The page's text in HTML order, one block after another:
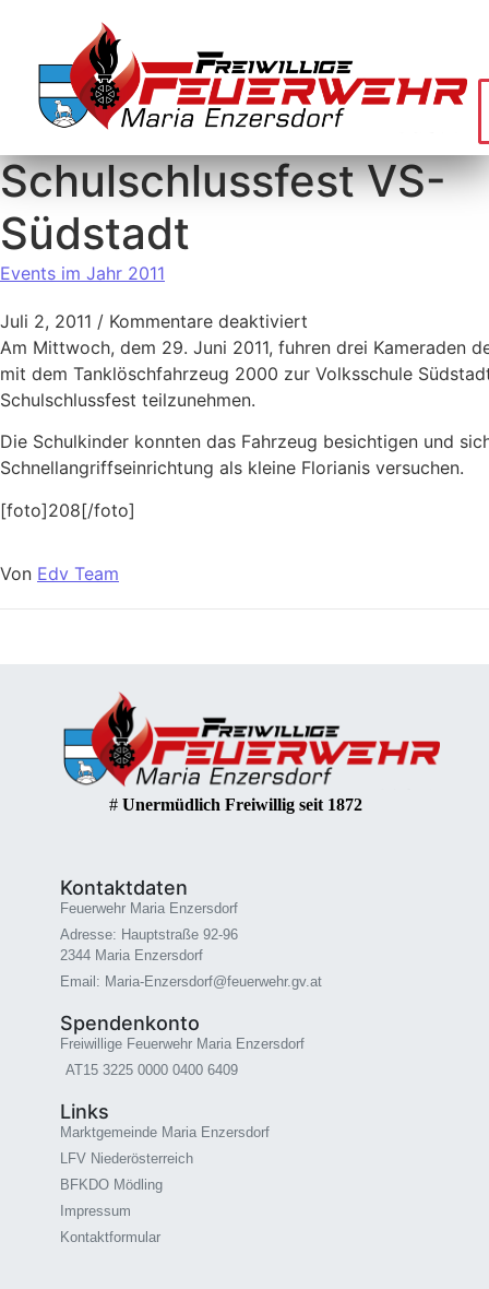
Schulschlussfest VS-
Südstadt
Events im Jahr 2011
Juli 2, 2011 / Kommentare deaktiviert
Am Mittwoch, dem 29. Juni 2011, fuhren drei Kameraden
mit dem Tanklöschfahrzeug 2000 zur Volksschule
Schulschlussfest teilzunehmen.
Die Schulkinder konnten das Fahrzeug besichtigen und
Schnellangriffseinrichtung als kleine Florianis versuchen.
[foto]208[/foto]
Von Edv Team
# Unermüdlich Freiwillig seit 1872
Kontaktdaten
Feuerwehr Maria Enzersdorf
Adresse: Hauptstraße 92-96
2344 Maria Enzersdorf
Email: Maria-Enzersdorf@feuerwehr.gv.at
Spendenkonto
Freiwillige Feuerwehr Maria Enzersdorf
AT15 3225 0000 0400 6409
Links
Marktgemeinde Maria Enzersdorf
LFV Niederösterreich
BFKDO Mödling
Impressum
Kontaktformular